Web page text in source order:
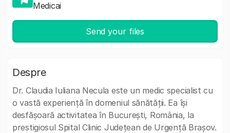
Medicai
Send your files
Despre
Dr. Claudia Iuliana Necula este un medic specialist cu
o vastă experiență în domeniul sănătății. Ea își
desfășoară activitatea în București, România, la
prestigiosul Spital Clinic Județean de Urgență Brașov.